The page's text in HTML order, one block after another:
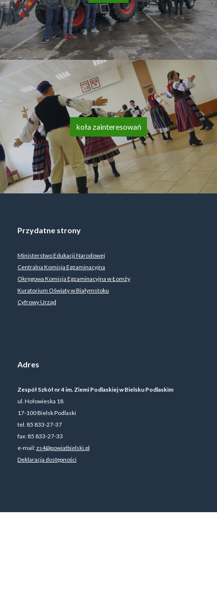
koła zainteresowań
Przydatne strony
Ministerstwo Edukacji Narodowej
Centralna Komisja Egzaminacyjna
Okręgowa Komisja Egzaminacyjna w Łomży
Kuratorium Oświaty w Białymstoku
Cyfrowy Urząd
Adres
Zespół Szkół nr 4 im. Ziemi Podlaskiej w Bielsku Podlaskim
ul. Hołowieska 18
17-100 Bielsk Podlaski
tel. 85 833-27-37
fax: 85 833-27-33
e-mail:zs4@powiatbielski.pl
Deklaracja dostępności